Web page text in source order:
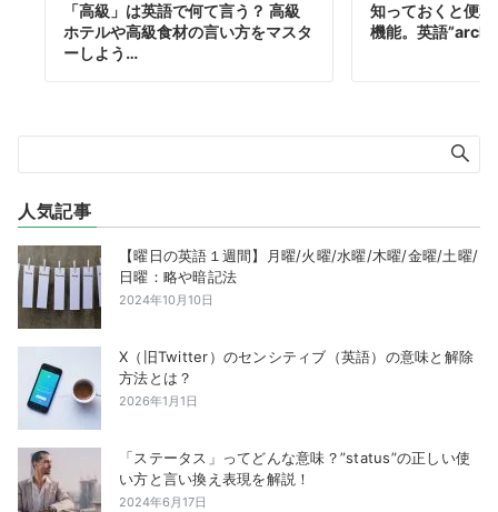
「高級」は英語で何て言う？ 高級
ホテルや高級食材の言い方をマスタ
ーしよう…
知っておくと便
機能。英語
人気記事
【曜日の英語１週間】月曜/火曜/水曜/木曜/金曜/土曜/
日曜：略や暗記法
2024年10月10日
X（旧Twitter）のセンシティブ（英語）の意味と解除
方法とは？
2026年1月1日
「ステータス」ってどんな意味？”status”の正しい使
い方と言い換え表現を解説！
2024年6月17日